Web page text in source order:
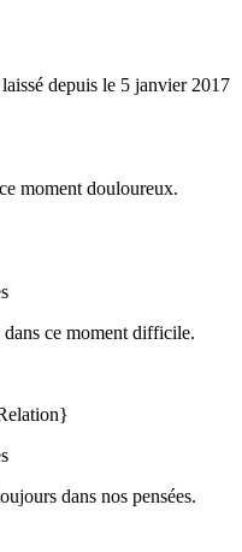
depuis le 5 janvier 2017
moment douloureux.
ce moment difficile.
dans nos pensées.